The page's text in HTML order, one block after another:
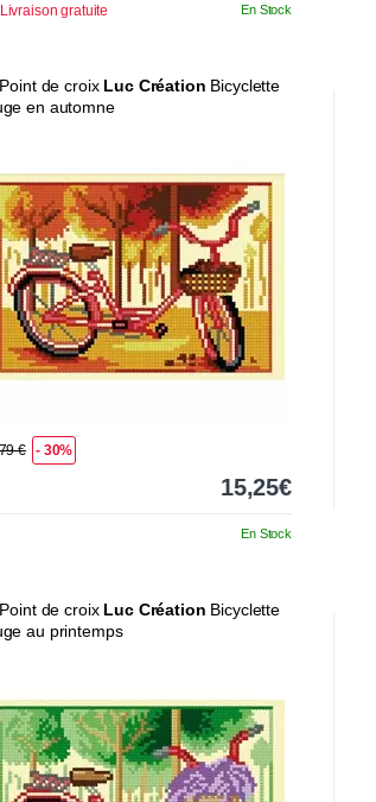
gratuite En Stock
de croix Luc Création Bicyclette
en automne
€ - 30%
15,25€
En Stock
de croix Luc Création Bicyclette
au printemps